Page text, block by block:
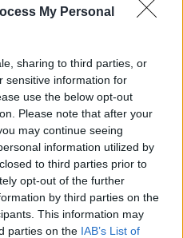
My Personal
sharing to third parties, or
sensitive information for
use the below opt-out
Please note that after your
may continue seeing
information utilized by
to third parties prior to
opt-out of the further
by third parties on the
This information may
parties on the IAB’s List of
2021